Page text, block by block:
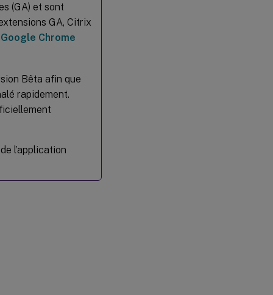
(GA) et sont
GA, Citrix
Google Chrome
Bêta afin que
rapidement.
l’application